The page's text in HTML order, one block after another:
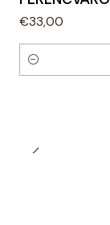
€33,00
Quantidade